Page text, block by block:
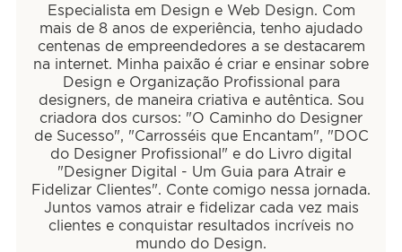
Especialista em Design e Web Design. Com
mais de 8 anos de experiência, tenho ajudado
centenas de empreendedores a se destacarem
na internet. Minha paixão é criar e ensinar sobre
Design e Organização Profissional para
designers, de maneira criativa e autêntica. Sou
criadora dos cursos: "O Caminho do Designer
de Sucesso", "Carrosséis que Encantam", "DOC
do Designer Profissional" e do Livro digital
"Designer Digital - Um Guia para Atrair e
Fidelizar Clientes". Conte comigo nessa jornada.
Juntos vamos atrair e fidelizar cada vez mais
clientes e conquistar resultados incríveis no
mundo do Design.